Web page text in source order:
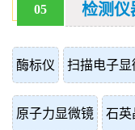
05 检测仪
酶标仪 扫描电子显
原子力显微镜 石英